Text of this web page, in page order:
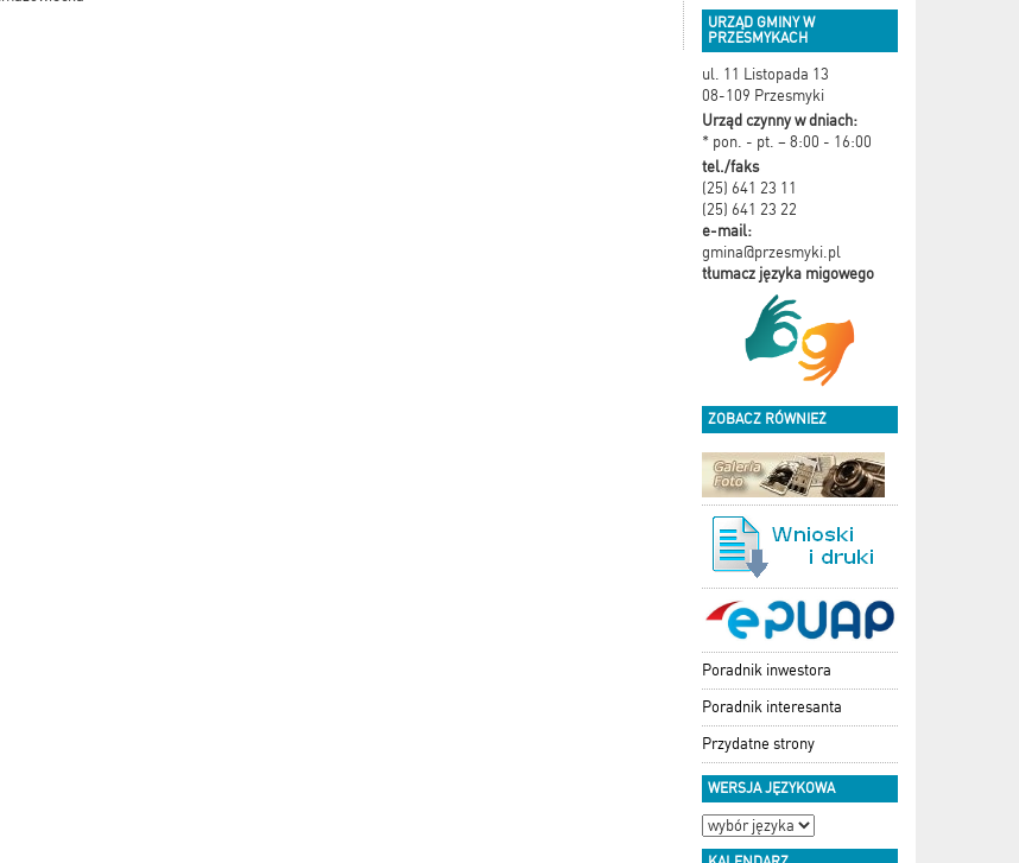
URZĄD GMINY W
PRZESMYKACH
ul. 11 Listopada 13
08-109 Przesmyki
Urząd czynny w dniach:
* pon. - pt. – 8:00 - 16:00
tel./faks
(25) 641 23 11
(25) 641 23 22
e-mail:
gmina@przesmyki.pl
tłumacz języka migowego
ZOBACZ RÓWNIEŻ
Poradnik inwestora
Poradnik interesanta
Przydatne strony
WERSJA JĘZYKOWA